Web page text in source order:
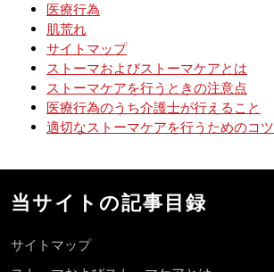
医療行為
肌荒れ
サイトマップ
ストーマおよびストーマケアとは
ストーマケアを行うときの注意点
医療行為のうち介護士が行えること
適切なストーマケアを行うためのコツ
当サイトの記事目録
サイトマップ